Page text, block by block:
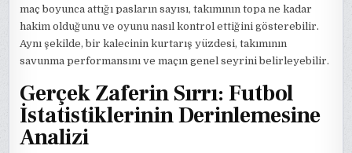
maç boyunca attığı pasların sayısı, takımının topa ne kadar
hakim olduğunu ve oyunu nasıl kontrol ettiğini gösterebilir.
Aynı şekilde, bir kalecinin kurtarış yüzdesi, takımının
savunma performansını ve maçın genel seyrini belirleyebilir.
Gerçek Zaferin Sırrı: Futbol
İstatistiklerinin Derinlemesine
Analizi